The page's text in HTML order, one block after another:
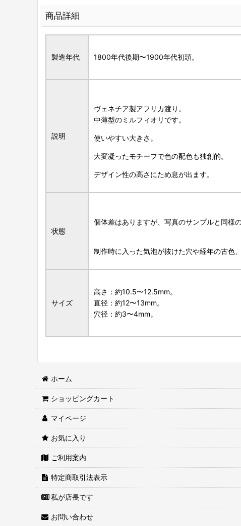
商品詳細
製造年代 1800年代後期〜1900年代初頭。
説明
ヴェネチア製アフリカ渡り。
中薄型のミルフィオリです。
使いやすい大きさ。
大変凝ったモチーフで色の配色も独創的。
デザイン性の高さにため息が出ます。
状態
個体差はありますが、写真のサンプルと同様
制作時に入った気泡が抜けた穴や経年の古色
サイズ
高さ：約10.5〜12.5mm。
直径：約12〜13mm。
穴径：約3〜4mm。
ホーム
ショッピングカート
マイページ
お気に入り
ご利用案内
特定商取引法表示
私が店長です
お問い合わせ